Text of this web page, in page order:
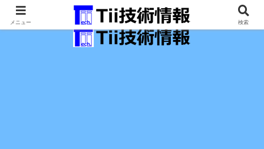
最新の科学技術の情報インフラ。
メニュー 検索